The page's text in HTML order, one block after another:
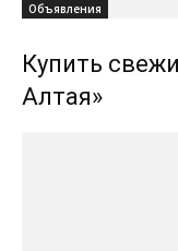
Объявления
Купить
Алтая»